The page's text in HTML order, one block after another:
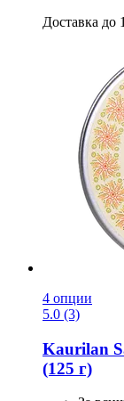
Доставка до
4 опции
5.0 (3)
Kaurilan
(125 г)